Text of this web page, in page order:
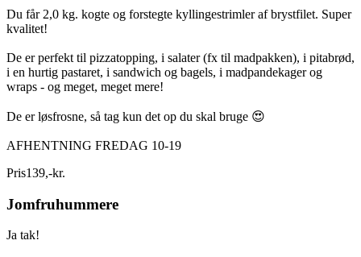
Du får 2,0 kg. kogte og forstegte kyllingestrimler af brystfilet. Super
kvalitet!
De er perfekt til pizzatopping, i salater (fx til madpakken), i pitabrød,
i en hurtig pastaret, i sandwich og bagels, i madpandekager og
wraps - og meget, meget mere!
De er løsfrosne, så tag kun det op du skal bruge 😍
AFHENTNING FREDAG 10-19
Pris139,-kr.
Jomfruhummere
Ja tak!